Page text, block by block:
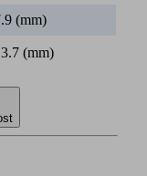
(mm)
(mm)